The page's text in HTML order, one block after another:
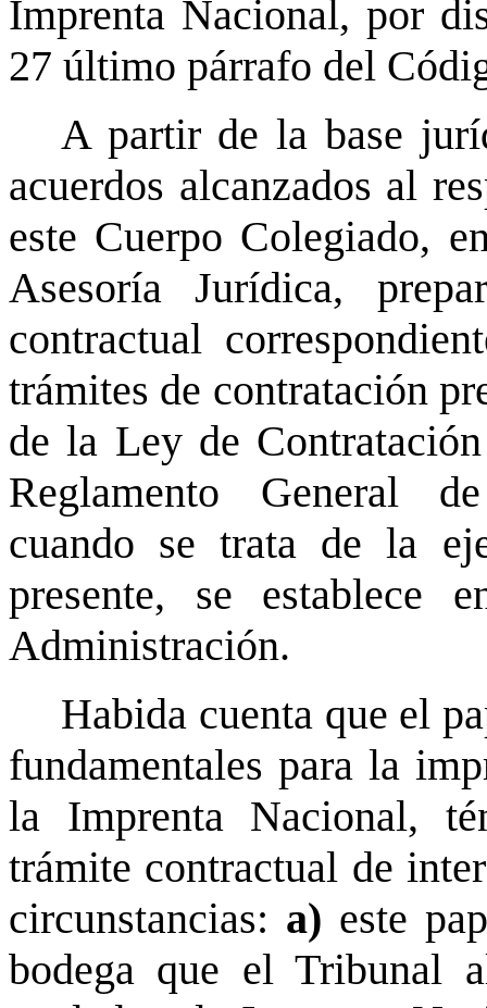
Imprenta Nacional, por
27 último párrafo del
A partir de la base
acuerdos alcanzados al
este Cuerpo Colegiado,
Asesoría Jurídica,
contractual
trámites de contratación
de la Ley de
Reglamento General
cuando se trata de la
presente, se establece
Administración.
Habida cuenta que el
fundamentales para la
la Imprenta Nacional,
trámite contractual de
circunstancias: a) este
bodega que el Tribunal